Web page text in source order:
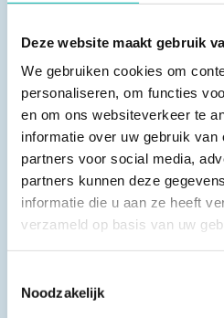
Deze website maakt gebruik
We gebruiken cookies om
personaliseren, om functies
en om ons websiteverkeer te
informatie over uw gebruik van
partners voor social media,
partners kunnen deze
informatie die u aan ze heeft
verzameld op basis van uw
Noodzakelijk
kunnen oplossen. Het vraagt
sectorbrede aanpak.
opleiding en behoud van
belang.
Een concreet resultaat
vernieuwing van de
ROVC in Ede. Samen met
bedrijven uit de sector is de
ingericht, met meer
digitalisering, veiligheid en